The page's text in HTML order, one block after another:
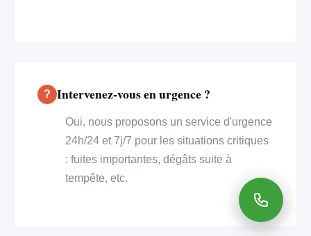
Intervenez-vous en urgence ?
Oui, nous proposons un service d'urgence
24h/24 et 7j/7 pour les situations critiques
: fuites importantes, dégâts suite à
tempête, etc.